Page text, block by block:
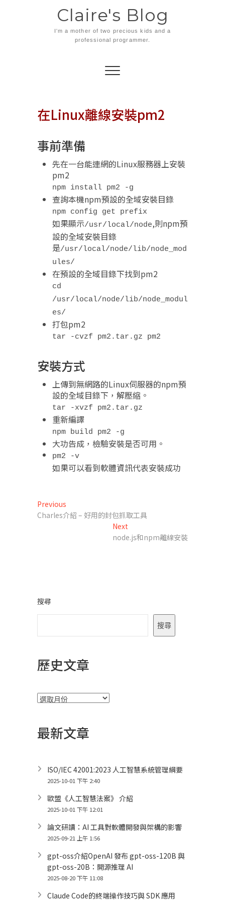
Claire's Blog
I'm a mother of two precious kids and a
professional programmer.
在Linux離線安裝pm2
事前準備
先在一台能連網的Linux服務器上安裝
pm2
npm install pm2 -g
查詢本機npm預設的全域安裝目錄
npm config get prefix
如果顯示/usr/local/node,則npm預
設的全域安裝目錄
是/usr/local/node/lib/node_mod
ules/
在預設的全域目錄下找到pm2
cd
/usr/local/node/lib/node_modul
es/
打包pm2
tar -cvzf pm2.tar.gz pm2
安裝方式
上傳到無網路的Linux伺服器的npm預
設的全域目錄下，解壓縮。
tar -xvzf pm2.tar.gz
重新編譯
npm build pm2 -g
大功告成，檢驗安裝是否可用。
pm2 -v
如果可以看到軟體資訊代表安裝成功
文
章
Previous
post:
Charles介紹 – 好用的封包抓取工具
Next
post:
node.js和npm離線安裝
搜尋
搜尋
歷史文章
彙
最新文章
ISO/IEC 42001:2023 人工智慧系統管理綱要
2025-10-01 下午 2:40
歐盟《人工智慧法案》 介紹
2025-10-01 下午 12:01
論文研讀：AI 工具對軟體開發與架構的影響
2025-09-21 上午 1:56
gpt-oss介紹OpenAI 發布 gpt-oss-120B 與
gpt-oss-20B：開源推理 AI
2025-08-20 下午 11:08
Claude Code的終端操作技巧與 SDK 應用